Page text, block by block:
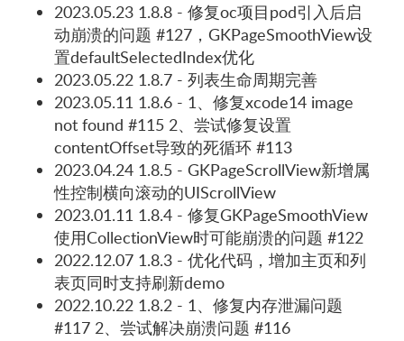
2023.05.23 1.8.8 - 修复oc项目pod引入后启
动崩溃的问题 #127，GKPageSmoothView设
置defaultSelectedIndex优化
2023.05.22 1.8.7 - 列表生命周期完善
2023.05.11 1.8.6 - 1、修复xcode14 image
not found #115 2、尝试修复设置
contentOffset导致的死循环 #113
2023.04.24 1.8.5 - GKPageScrollView新增属
性控制横向滚动的UIScrollView
2023.01.11 1.8.4 - 修复GKPageSmoothView
使用CollectionView时可能崩溃的问题 #122
2022.12.07 1.8.3 - 优化代码，增加主页和列
表页同时支持刷新demo
2022.10.22 1.8.2 - 1、修复内存泄漏问题
#117 2、尝试解决崩溃问题 #116